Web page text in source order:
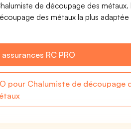
de découpage des métaux.
des métaux la plus
RC PRO
pour Chalumiste de découpage